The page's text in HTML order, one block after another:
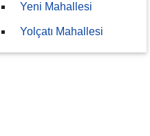
Yeni Mahallesi
Yolçatı Mahallesi